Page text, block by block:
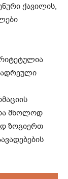
ქავილის,
ადრეული
მხოლოდ
ზოგიერთ